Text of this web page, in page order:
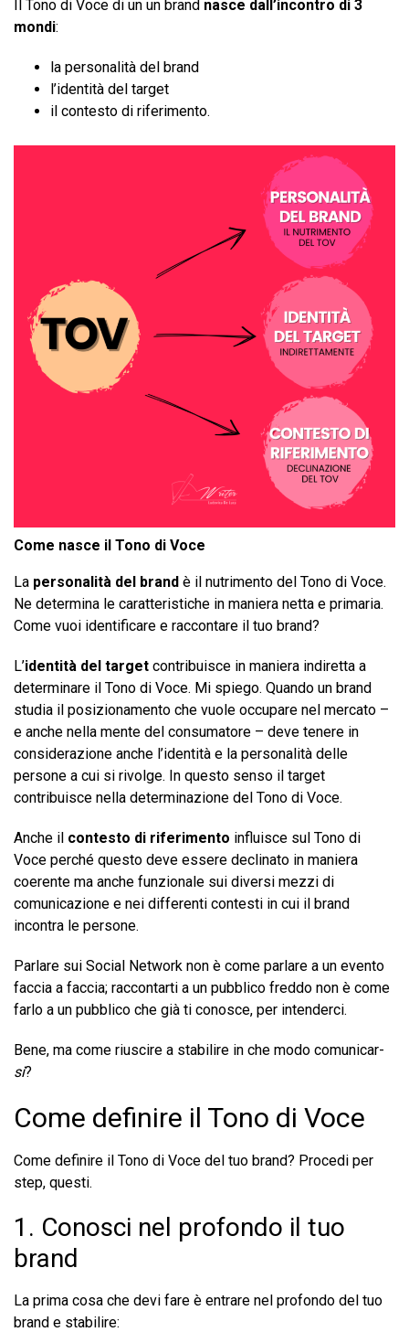
Il Tono di Voce di un un brand nasce dall’incontro di 3
mondi:
la personalità del brand
l’identità del target
il contesto di riferimento.
Come nasce il Tono di Voce
La personalità del brand è il nutrimento del Tono di Voce.
Ne determina le caratteristiche in maniera netta e primaria.
Come vuoi identificare e raccontare il tuo brand?
L’identità del target contribuisce in maniera indiretta a
determinare il Tono di Voce. Mi spiego. Quando un brand
studia il posizionamento che vuole occupare nel mercato –
e anche nella mente del consumatore – deve tenere in
considerazione anche l’identità e la personalità delle
persone a cui si rivolge. In questo senso il target
contribuisce nella determinazione del Tono di Voce.
Anche il contesto di riferimento influisce sul Tono di
Voce perché questo deve essere declinato in maniera
coerente ma anche funzionale sui diversi mezzi di
comunicazione e nei differenti contesti in cui il brand
incontra le persone.
Parlare sui Social Network non è come parlare a un evento
faccia a faccia; raccontarti a un pubblico freddo non è come
farlo a un pubblico che già ti conosce, per intenderci.
Bene, ma come riuscire a stabilire in che modo comunicar-
si?
Come definire il Tono di Voce
Come definire il Tono di Voce del tuo brand? Procedi per
step, questi.
1. Conosci nel profondo il tuo
brand
La prima cosa che devi fare è entrare nel profondo del tuo
brand e stabilire: